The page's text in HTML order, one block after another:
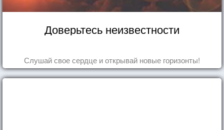
Доверьтесь неизвестности
Слушай свое сердце и открывай новые горизонты!